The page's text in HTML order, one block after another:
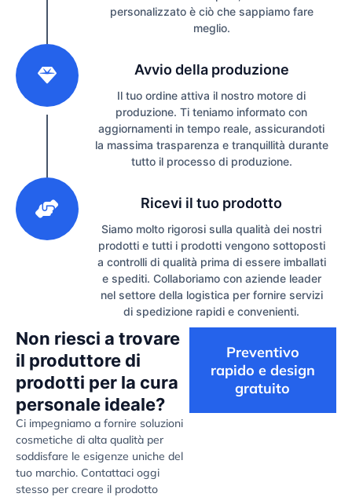
personalizzato è ciò che sappiamo fare
meglio.
Avvio della produzione
Il tuo ordine attiva il nostro motore di
produzione. Ti teniamo informato con
aggiornamenti in tempo reale, assicurandoti
la massima trasparenza e tranquillità durante
tutto il processo di produzione.
Ricevi il tuo prodotto
Siamo molto rigorosi sulla qualità dei nostri
prodotti e tutti i prodotti vengono sottoposti
a controlli di qualità prima di essere imballati
e spediti. Collaboriamo con aziende leader
nel settore della logistica per fornire servizi
di spedizione rapidi e convenienti.
Non riesci a trovare
il produttore di
prodotti per la cura
personale ideale?
Ci impegniamo a fornire soluzioni
cosmetiche di alta qualità per
soddisfare le esigenze uniche del
tuo marchio. Contattaci oggi
stesso per creare il prodotto
Preventivo
rapido e design
gratuito